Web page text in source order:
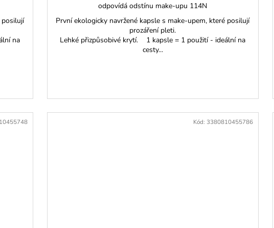
posilují
na
odpovídá odstínu make-upu 114N
První ekologicky navržené kapsle s make-upem, které posilují
prozáření pleti.
Lehké přizpůsobivé krytí. 1 kapsle = 1 použití - ideální na
cesty...
Kód: 3380810455786